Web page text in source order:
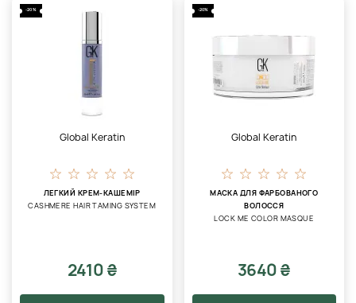
-20%
Global Keratin
ЛЕГКИЙ КРЕМ-КАШЕМІР
CASHMERE HAIR TAMING SYSTEM
2410 ₴
-20%
Global Keratin
МАСКА ДЛЯ ФАРБОВАНОГО
ВОЛОССЯ
LOCK ME COLOR MASQUE
3640 ₴